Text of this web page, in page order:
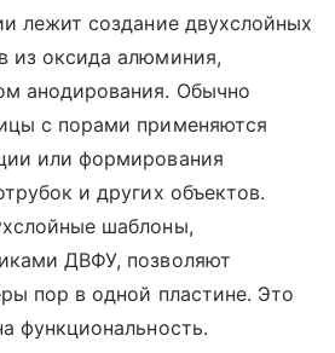
лежит создание двухслойных
из оксида алюминия,
анодирования. Обычно
с порами применяются
или формирования
и других объектов.
шаблоны,
ДВФУ, позволяют
пор в одной пластине. Это
функциональность.